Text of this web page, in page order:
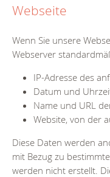
Webseite
Wenn Sie unsere
Webserver
IP-Adresse des
Datum und
Name und URL
Website, von der
Diese Daten werden
mit Bezug zu
werden nicht erstellt.